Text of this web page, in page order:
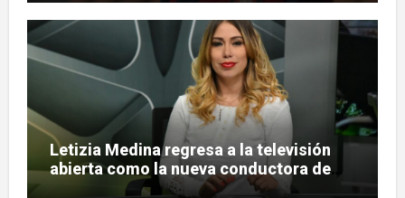
Letizia Medina regresa a la televisión
abierta como la nueva conductora de
«Pulso Urbano»